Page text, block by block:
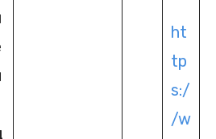
ht
tp
s:/
/w